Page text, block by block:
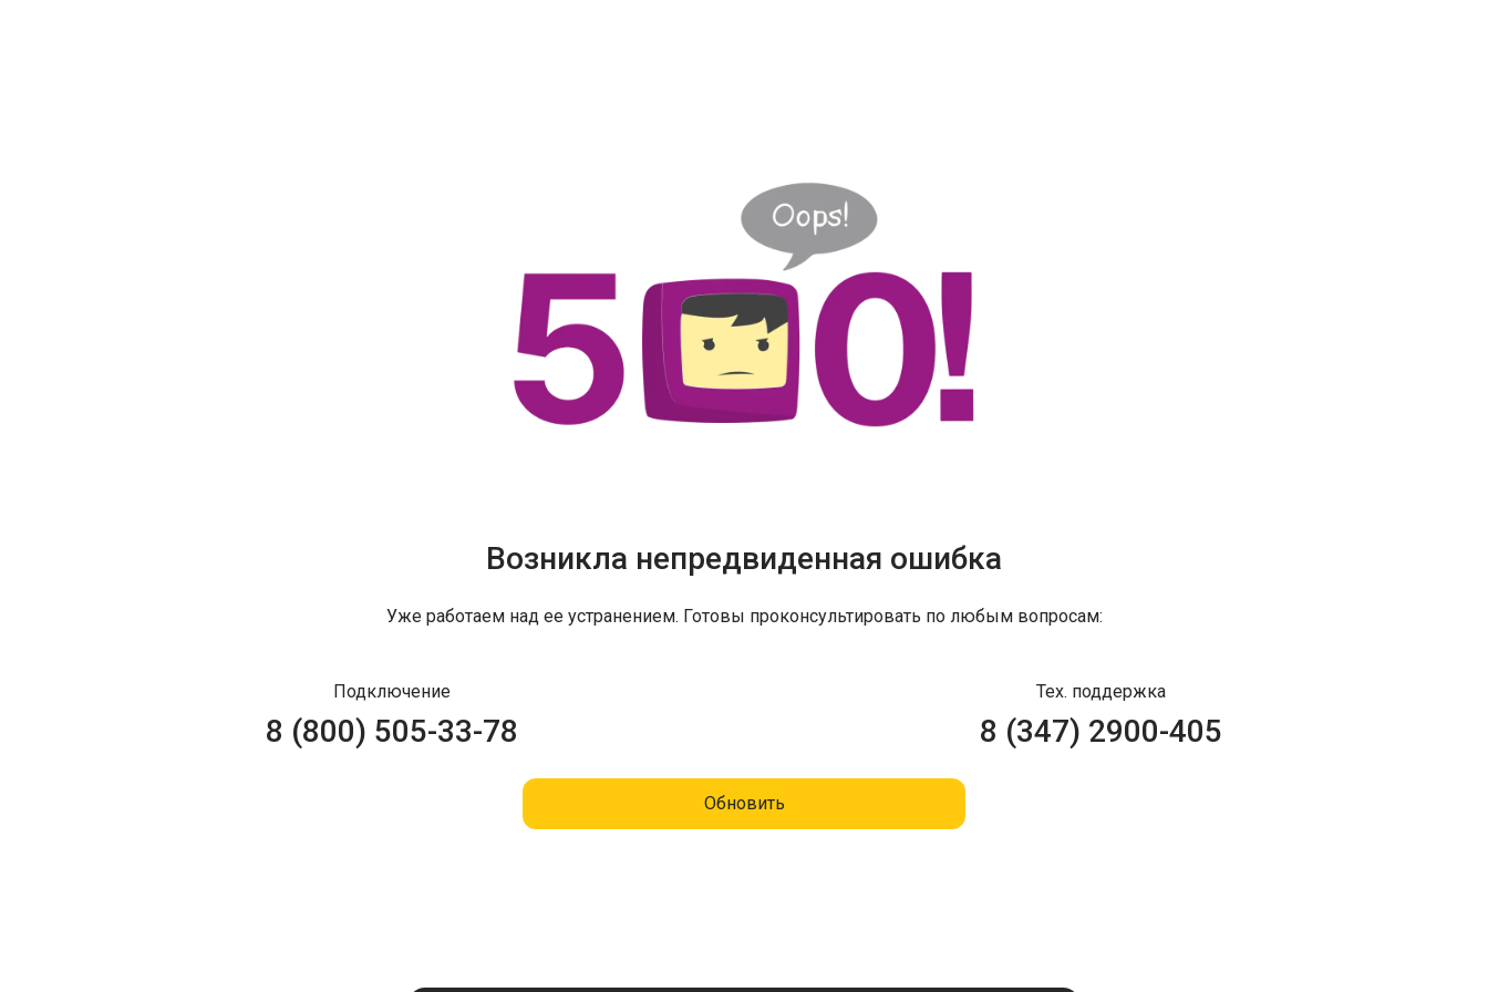
Возникла непредвиденная ошибка
Уже работаем над ее устранением. Готовы проконсультировать по любым вопросам:
Подключение
8 (800) 505-33-78
Тех. поддержка
8 (347) 2900-405
Обновить